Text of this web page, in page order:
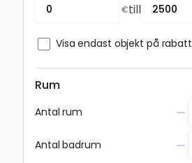
€till
Visa endast objekt på rabatt
Rum
Antal rum
Antal badrum